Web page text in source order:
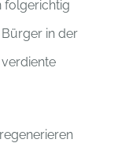
folgerichtig
in der